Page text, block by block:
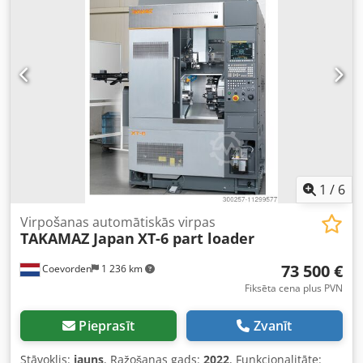
Uzpildes svars: apm. 3000 kg Spoļu piedziņas motors:
trīsfāžu motors ar ārējo ventilatoru Tips: 1 PQ 6253 – 6 AA
70- Z A 15 + K 20 + C 14 + H 46 P=37 kW, n=1000-2000
apgr./min, IP54, dizains B3 Slāņošanas piedziņas motors:
66-671U, 1,5 kW, 170 V, 9,8 A, 1680 apgr./min, IP 44, B5-200
Ar piestiprinātu tahometra ģeneratoru TG 20, 20 V / 1000
apgr./min Ar piestiprinātu cilindrisko reduktoru SK 32,
i=57.53, dizains B6 Hidraulika: Hidrauliskais ekskavators
tips: H13 AK Pneimatika: Twiflex diska bremze, tips: MRB
Pneimatiskais cilindrs, tips: SPWG 28032-25 mm gājiens
Izmēri: 3100 x 3000 x 1700 mm (G x P x A) bez pretatsvara
1 / 6
Coevorden 1 236 km
Virpošanas automātiskās virpas
TAKAMAZ Japan XT-6 part loader
73 500 €
Fiksēta cena plus PVN
Pieprasīt Zvanīt
Stāvoklis: jauns, Ražošanas gads: 2022, Funkcionalitāte: